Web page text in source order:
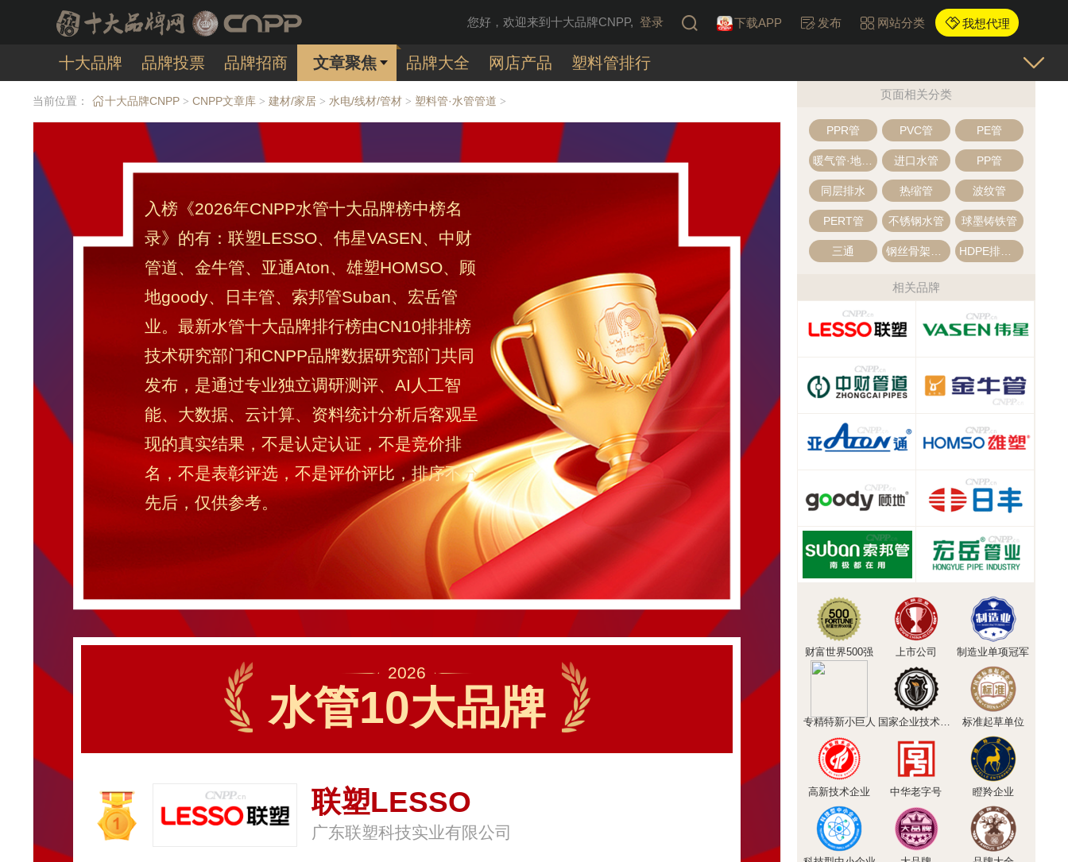
您好，欢迎来到十大品牌CNPP, 登录 下载APP 发布 网站分类 我想代理
十大品牌 品牌投票 品牌招商 文章聚焦 品牌大全 网店产品 塑料管排行
当前位置： 十大品牌CNPP > CNPP文章库 > 建材/家居 > 水电/线材/管材 > 塑料管·水管管道 >
入榜《2026年CNPP水管十大品牌榜中榜名
录》的有：联塑LESSO、伟星VASEN、中财
管道、金牛管、亚通Aton、雄塑HOMSO、顾
地goody、日丰管、索邦管Suban、宏岳管
业。最新水管十大品牌排行榜由CN10排排榜
技术研究部门和CNPP品牌数据研究部门共同
发布，是通过专业独立调研测评、AI人工智
能、大数据、云计算、资料统计分析后客观呈
现的真实结果，不是认定认证，不是竞价排
名，不是表彰评选，不是评价评比，排序不分
先后，仅供参考。
2026
水管10大品牌
联塑LESSO
广东联塑科技实业有限公司
页面相关分类
PPR管 PVC管 PE管
进口水管 PP管
同层排水 热缩管 波纹管
PERT管 不锈钢水管 球墨铸铁管
三通 HDPE排水管
相关品牌
财富世界500强 上市公司 制造业单项冠军
专精特新小巨人 国家企业技术中心 标准起草单位
高新技术企业 中华老字号 瞪羚企业